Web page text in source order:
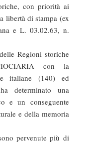
con priorità ai
libertà di stampa (ex
e L. 03.02.63, n.
Regioni storiche
con la
italiane (140) ed
determinato una
e un conseguente
e della memoria
pervenute più di